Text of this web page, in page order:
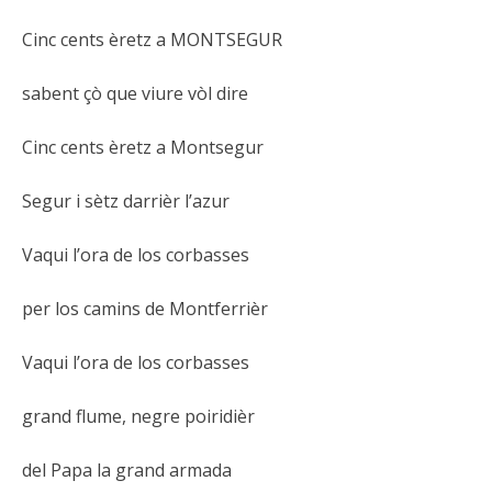
Cinc cents èretz a MONTSEGUR
sabent çò que viure vòl dire
Cinc cents èretz a Montsegur
Segur i sètz darrièr l’azur
Vaqui l’ora de los corbasses
per los camins de Montferrièr
Vaqui l’ora de los corbasses
grand flume, negre poiridièr
del Papa la grand armada